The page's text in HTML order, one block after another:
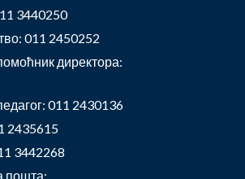
3440250
011 2450252
директора:
011 2430136
2435615
3442268
пошта: